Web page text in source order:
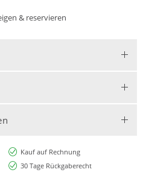
& reservieren
Kauf auf Rechnung
30 Tage Rückgaberecht